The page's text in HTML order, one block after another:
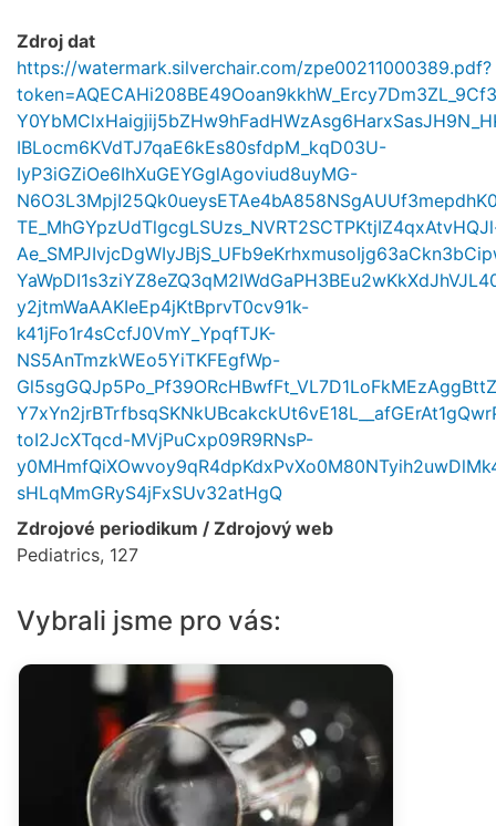
Zdroj dat
https://watermark.silverchair.com/zpe00211000389.pdf?
IBLocm6KVdTJ7qaE6kEs80sfdpM_kqD03U-
IyP3iGZiOe6IhXuGEYGglAgoviud8uyMG-
y2jtmWaAAKIeEp4jKtBprvT0cv91k-
k41jFo1r4sCcfJ0VmY_YpqfTJK-
NS5AnTmzkWEo5YiTKFEgfWp-
toI2JcXTqcd-MVjPuCxp09R9RNsP-
sHLqMmGRyS4jFxSUv32atHgQ
Zdrojové periodikum / Zdrojový web
Pediatrics, 127
Vybrali jsme pro vás: